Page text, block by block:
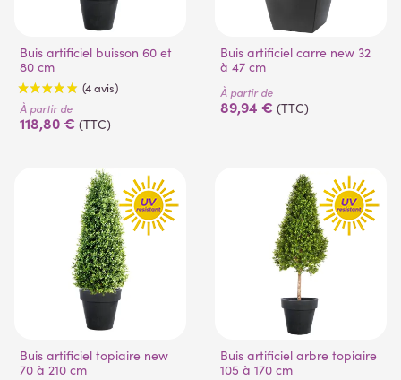
Buis artificiel buisson 60 et
80 cm
(4 avis)
À partir de
118,80 € (TTC)
Buis artificiel carre new 32
à 47 cm
À partir de
89,94 € (TTC)
Buis artificiel topiaire new
70 à 210 cm
Buis artificiel arbre topiaire
105 à 170 cm